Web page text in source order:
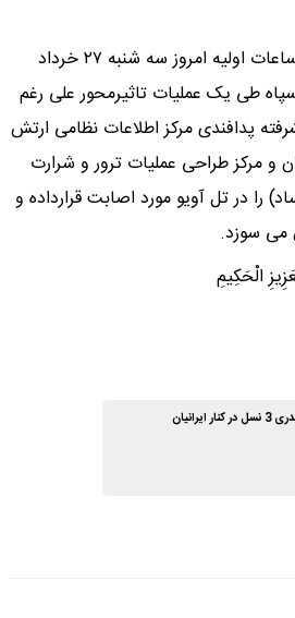
با عنایت خداوند متعال درساعات اولیه امروز سه شنبه ۲۷ خرداد
طی یک عملیات تاثیرمحور علی رغم
پدافندی مرکز اطلاعات نظامی ارتش
و مرکز طراحی عملیات ترور و شرارت
را در تل آویو مورد اصابت قرارداده و
می سوزد.
الْحَکِیمِ
ایرانیان